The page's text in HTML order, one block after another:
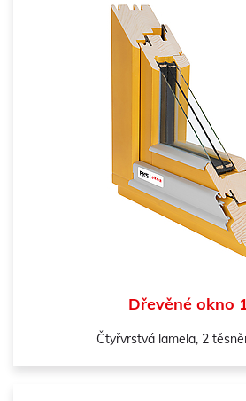
Dřevěné okno
Čtyřvrstvá lamela, 2